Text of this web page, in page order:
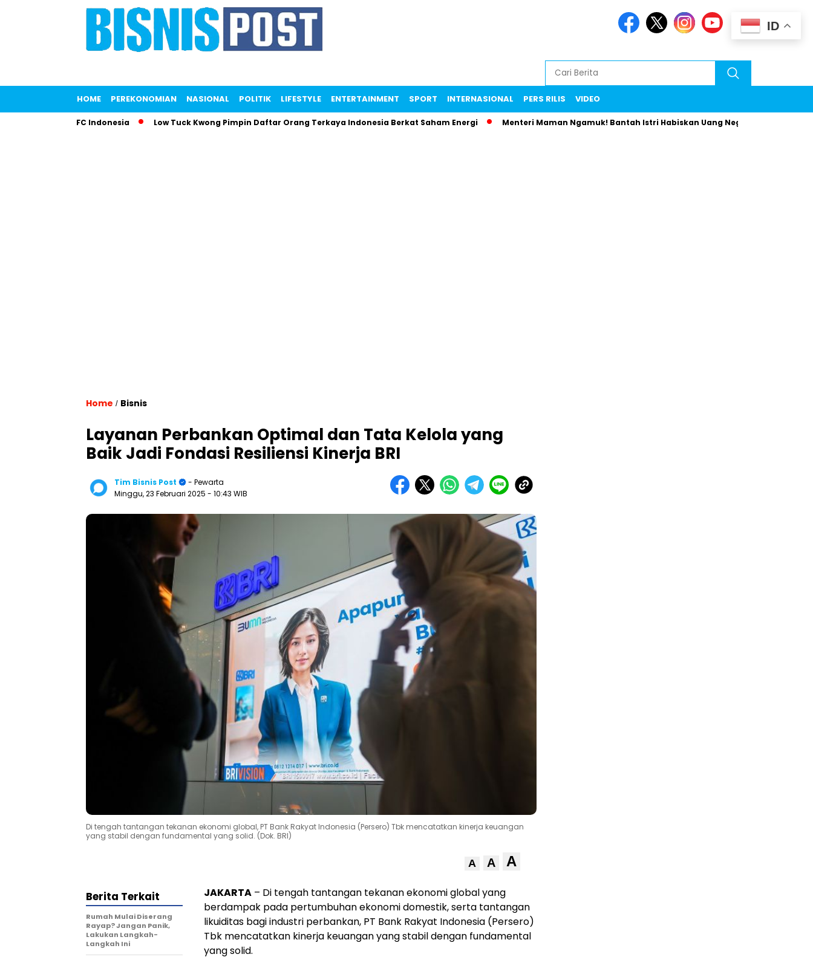
HOME PEREKONOMIAN NASIONAL POLITIK LIFESTYLE ENTERTAINMENT SPORT INTERNASIONAL PERS RILIS VIDEO
KFC Indonesia Low Tuck Kwong Pimpin Daftar Orang Terkaya Indonesia Berkat Saham Energi Menteri Maman Ngamuk! Bantah Istri Habiskan Uang Negara Liburan ke Eropa
Home / Bisnis
Layanan Perbankan Optimal dan Tata Kelola yang
Baik Jadi Fondasi Resiliensi Kinerja BRI
Tim Bisnis Post
- Pewarta
Minggu, 23 Februari 2025 - 10:43 WIB
Di tengah tantangan tekanan ekonomi global, PT Bank Rakyat Indonesia (Persero) Tbk mencatatkan kinerja keuangan
yang stabil dengan fundamental yang solid. (Dok. BRI)
A A A
JAKARTA – Di tengah tantangan tekanan ekonomi global yang
berdampak pada pertumbuhan ekonomi domestik, serta tantangan
likuiditas bagi industri perbankan, PT Bank Rakyat Indonesia (Persero)
Tbk mencatatkan kinerja keuangan yang stabil dengan fundamental
yang solid.
Berita Terkait
Rumah Mulai Diserang
Rayap? Jangan Panik,
Lakukan Langkah-
Langkah Ini
ID